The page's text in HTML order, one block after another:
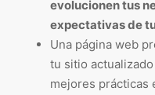
evolucionen tus
expectativas de
Una página web
tu sitio
mejores prácticas